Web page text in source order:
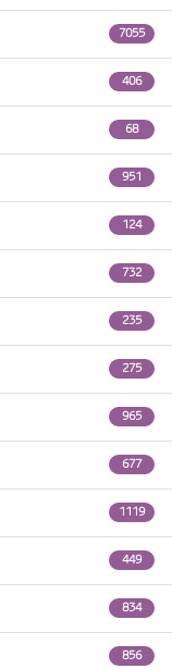
7055
406
68
951
124
732
235
275
965
677
1119
449
834
856